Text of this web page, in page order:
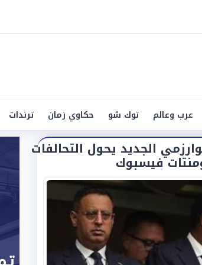
عرب وعالم توك شو حكاوي زمان ترندات
الجديد يحول التحالفات
فيسبوك